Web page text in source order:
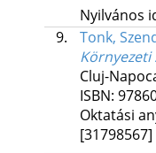
Nyilvános
9.
Tonk,
Környezeti
Cluj-
ISBN:
Oktatási
[31798567]